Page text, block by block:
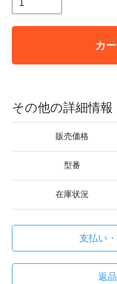
カ
その他の詳細情報
販売価格
型番
在庫状況
支払い
返